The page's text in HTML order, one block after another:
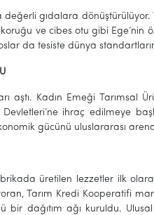
gıdalara dönüştürülüyor.
ve cibes otu gibi Ege’nin
da tesiste dünya
aştı. Kadın Emeği Tarımsal
ihraç edilmeye
gücünü uluslararası
üretilen lezzetler ilk
Tarım Kredi Kooperatifi
dağıtım ağı kuruldu.